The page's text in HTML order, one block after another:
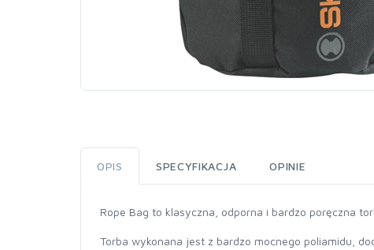
OPIS SPECYFIKACJA OPINIE
Rope Bag to klasyczna, odporna i bardzo poręczna
Torba wykonana jest z bardzo mocnego poliamidu,